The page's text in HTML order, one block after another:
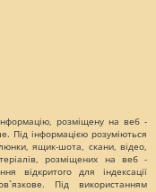
розміщену на веб -
Під інформацією розуміються
ящик-шота, скани, відео,
розміщених на веб -
відкритого для індексації
Під використанням